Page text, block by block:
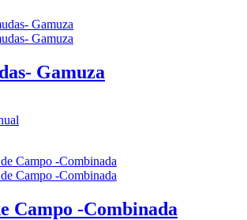
Gamuza
Campo -Combinada